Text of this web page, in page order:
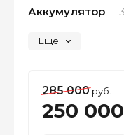
Аккумулятор
Еще
285 000руб.
250 000